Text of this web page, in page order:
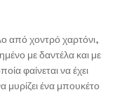
από χοντρό χαρτόνι,
με δαντέλα και με
φαίνεται να έχει
μυρίζει ένα μπουκέτο